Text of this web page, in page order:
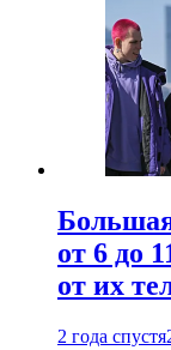
от 6 до
от их
2 года спустя